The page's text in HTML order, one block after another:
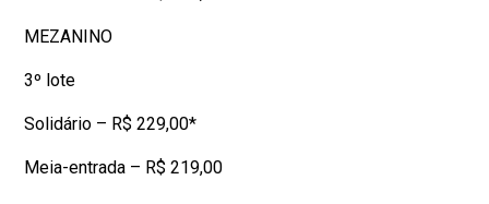
MEZANINO
3º lote
Solidário – R$ 229,00*
Meia-entrada – R$ 219,00